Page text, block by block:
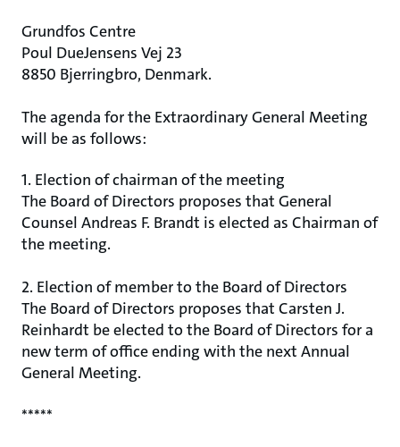
Grundfos Centre
Poul DueJensens Vej 23
8850 Bjerringbro, Denmark.
The agenda for the Extraordinary General Meeting
will be as follows:
1. Election of chairman of the meeting
The Board of Directors proposes that General
Counsel Andreas F. Brandt is elected as Chairman of
the meeting.
2. Election of member to the Board of Directors
The Board of Directors proposes that Carsten J.
Reinhardt be elected to the Board of Directors for a
new term of office ending with the next Annual
General Meeting.
*****